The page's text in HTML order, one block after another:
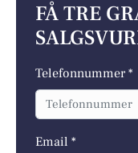
FÅ TRE
Telefonnummer *
Email *